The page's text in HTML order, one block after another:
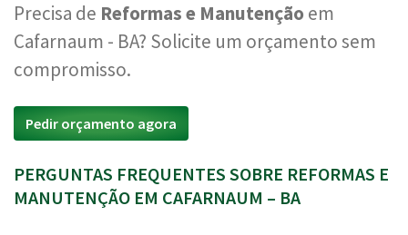
Precisa de Reformas e Manutenção em
Cafarnaum - BA? Solicite um orçamento sem
compromisso.
Pedir orçamento agora
PERGUNTAS FREQUENTES SOBRE REFORMAS E
MANUTENÇÃO EM CAFARNAUM – BA